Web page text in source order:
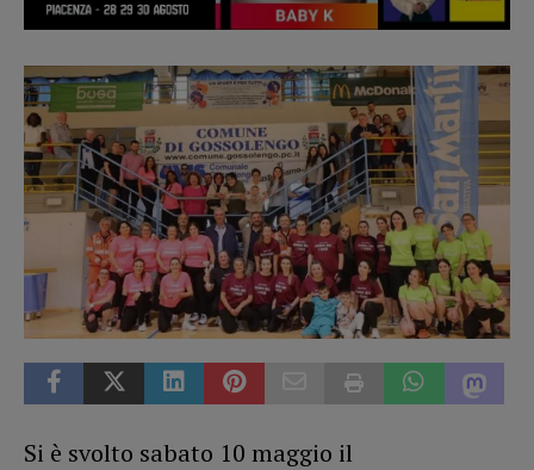
Si è svolto sabato 10 maggio il